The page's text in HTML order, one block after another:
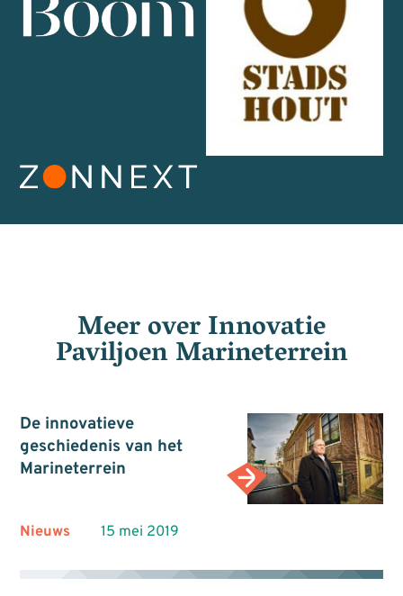
Meer overInnovatie
Paviljoen Marineterrein
De innovatieve
geschiedenis van het
Marineterrein
Nieuws 15 mei 2019